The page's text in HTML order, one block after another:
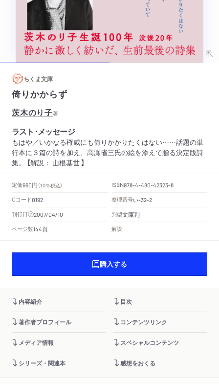
ちくま文庫
倚りかからず
茨木のり子著
ラスト･メッセージ
もはや／いかなる権威にも倚りかかりたくはない……話題の単
行本に３篇の詩を加え、高瀬省三氏の絵を添えて贈る決定版詩
集。 【解説： 山根基世 】
定価660円 （10％税込） ISBN978-4-480-42323-8
Cコード0192 整理番号い-32-2
刊行日 2007/04/10 判型文庫判
ページ数144頁 解説
購入する
内容紹介 目次
著作者プロフィール コンテンツリンク
メディア情報 スペシャルコンテンツ
シリーズ・関連本 感想をおくる